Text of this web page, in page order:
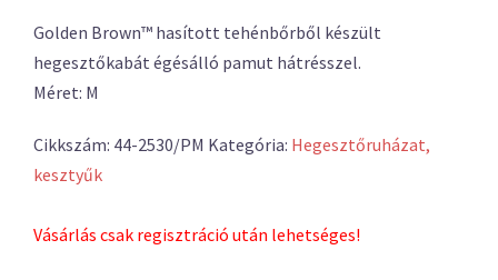
Golden Brown™ hasított tehénbőrből készült
hegesztőkabát égésálló pamut hátrésszel.
Méret: M
Cikkszám: 44-2530/PM Kategória: Hegesztőruházat,
kesztyűk
Vásárlás csak regisztráció után lehetséges!